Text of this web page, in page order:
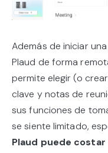
Además de iniciar
Plaud de forma
permite elegir (o
clave y notas de
sus funciones de
se siente limitado,
Plaud puede